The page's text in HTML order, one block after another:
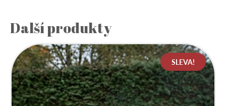
Další produkty
SLEVA!